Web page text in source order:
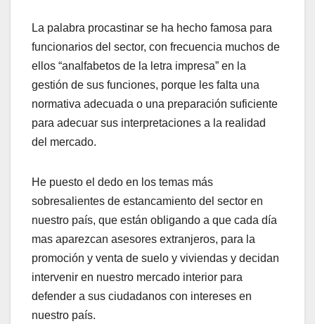
La palabra procastinar se ha hecho famosa para
funcionarios del sector, con frecuencia muchos de
ellos “analfabetos de la letra impresa” en la
gestión de sus funciones, porque les falta una
normativa adecuada o una preparación suficiente
para adecuar sus interpretaciones a la realidad
del mercado.
He puesto el dedo en los temas más
sobresalientes de estancamiento del sector en
nuestro país, que están obligando a que cada día
mas aparezcan asesores extranjeros, para la
promoción y venta de suelo y viviendas y decidan
intervenir en nuestro mercado interior para
defender a sus ciudadanos con intereses en
nuestro país.